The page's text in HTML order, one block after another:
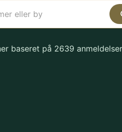
baseret på 2639 anmeldelser